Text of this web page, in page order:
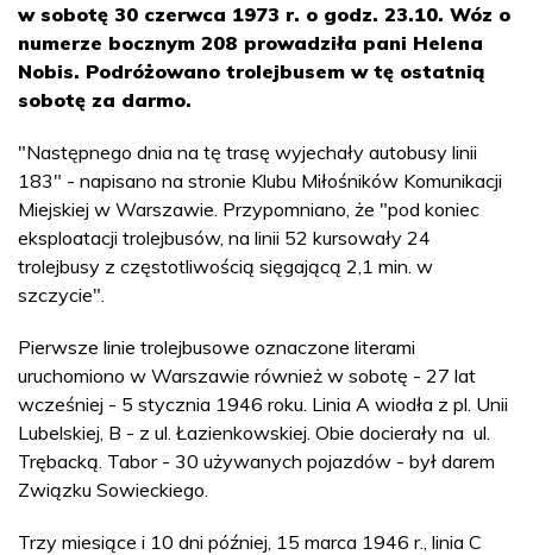
w sobotę 30 czerwca 1973 r. o godz. 23.10. Wóz o
numerze bocznym 208 prowadziła pani Helena
Nobis. Podróżowano trolejbusem w tę ostatnią
sobotę za darmo.
"Następnego dnia na tę trasę wyjechały autobusy linii
183" - napisano na stronie Klubu Miłośników Komunikacji
Miejskiej w Warszawie. Przypomniano, że "pod koniec
eksploatacji trolejbusów, na linii 52 kursowały 24
trolejbusy z częstotliwością sięgającą 2,1 min. w
szczycie".
Pierwsze linie trolejbusowe oznaczone literami
uruchomiono w Warszawie również w sobotę - 27 lat
wcześniej - 5 stycznia 1946 roku. Linia A wiodła z pl. Unii
Lubelskiej, B - z ul. Łazienkowskiej. Obie docierały na ul.
Trębacką. Tabor - 30 używanych pojazdów - był darem
Związku Sowieckiego.
Trzy miesiące i 10 dni później, 15 marca 1946 r., linia C